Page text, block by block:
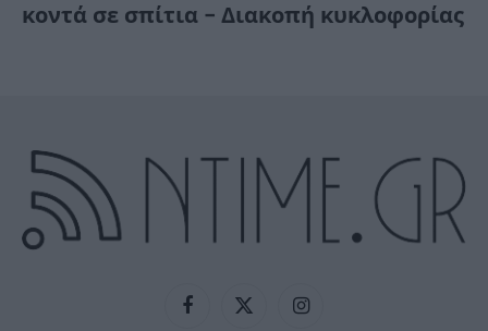
κοντά σε σπίτια – Διακοπή κυκλοφορίας
FacebookX
Instagram